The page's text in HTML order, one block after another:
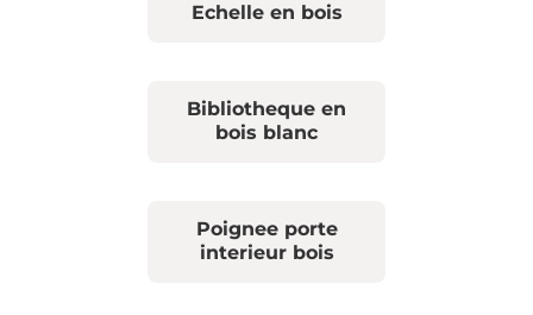
Echelle en bois
Bibliotheque en
bois blanc
Poignee porte
interieur bois